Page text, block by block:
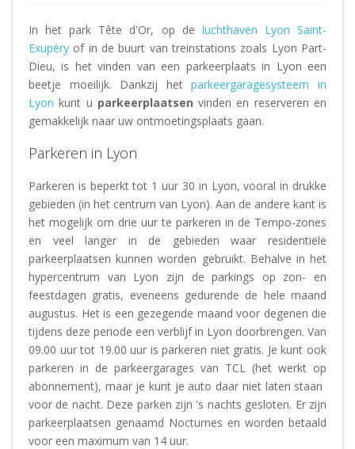
In het park Tête d'Or, op de luchthaven Lyon Saint-
Exupéry of in de buurt van treinstations zoals Lyon Part-
Dieu, is het vinden van een parkeerplaats in Lyon een
beetje moeilijk. Dankzij hetparkeergaragesysteem in
Lyon kunt u parkeerplaatsen vinden en reserveren en
gemakkelijk naar uw ontmoetingsplaats gaan.
Parkeren in Lyon
Parkeren is beperkt tot 1 uur 30 in Lyon, vooral in drukke
gebieden (in het centrum van Lyon). Aan de andere kant is
het mogelijk om drie uur te parkeren in de Tempo-zones
en veel langer in de gebieden waar residentiële
parkeerplaatsen kunnen worden gebruikt. Behalve in het
hypercentrum van Lyon zijn de parkings op zon- en
feestdagen gratis, eveneens gedurende de hele maand
augustus. Het is een gezegende maand voor degenen die
tijdens deze periode een verblijf in Lyon doorbrengen. Van
09.00 uur tot 19.00 uur is parkeren niet gratis. Je kunt ook
parkeren in de parkeergarages van TCL (het werkt op
abonnement), maar je kunt je auto daar niet laten staan ​​
voor de nacht. Deze parken zijn 's nachts gesloten. Er zijn
parkeerplaatsen genaamd Nocturnes en worden betaald
voor een maximum van 14 uur.